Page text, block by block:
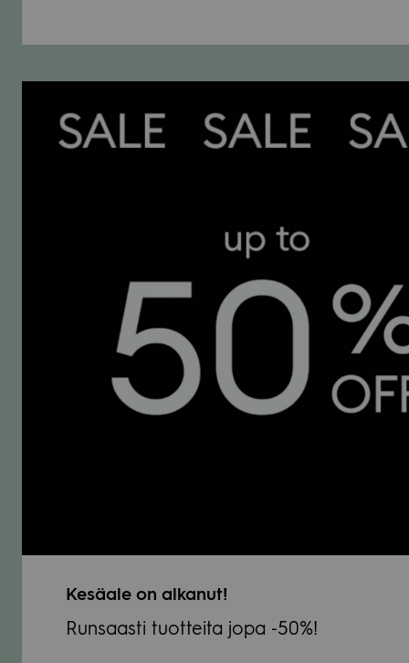
Kesä­ale on alka­nut!
Run­saasti tuot­teita jopa ‑50%!